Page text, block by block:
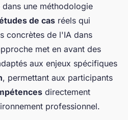
une méthodologie
de cas réels qui
concrètes de l'IA dans
met en avant des
aux enjeux spécifiques
, permettant aux participants
directement
professionnel.